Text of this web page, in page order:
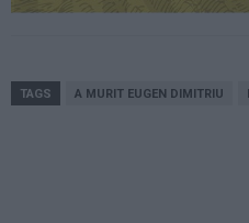
TAGS A MURIT EUGEN DIMITRIU